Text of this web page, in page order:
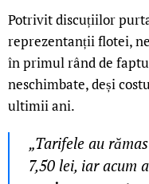
Potrivit discuțiilor
reprezentanții flotei,
în primul rând de
neschimbate, deși
ultimii ani.
„Tarifele au
7,50 lei, iar acum